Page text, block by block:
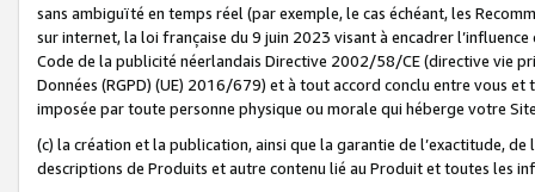
sans ambiguïté en temps réel (par exemple, le cas échéant, les
sur internet, la loi française du 9 juin 2023 visant à encadrer
Code de la publicité néerlandais Directive 2002/58/CE (directive vie
Données (RGPD) (UE) 2016/679) et à tout accord conclu entre vous
imposée par toute personne physique ou morale qui héberge votre
(c) la création et la publication, ainsi que la garantie de l’exactitude,
descriptions de Produits et autre contenu lié au Produit et toutes les